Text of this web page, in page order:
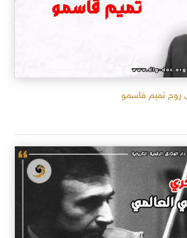
روح تميم قاسمو